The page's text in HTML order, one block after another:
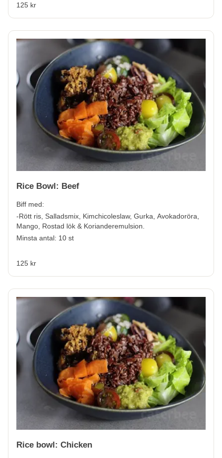
125 kr
Rice Bowl: Beef
Biff med:
-Rött ris, Salladsmix, Kimchicoleslaw, Gurka, Avokadoröra,
Mango, Rostad lök & Korianderemulsion.
Minsta antal: 10 st
125 kr
Rice bowl: Chicken